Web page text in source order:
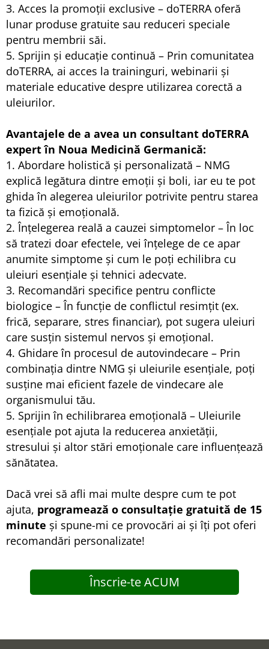
3. Acces la promoții exclusive – doTERRA oferă
lunar produse gratuite sau reduceri speciale
pentru membrii săi.
5. Sprijin și educație continuă – Prin comunitatea
doTERRA, ai acces la traininguri, webinarii și
materiale educative despre utilizarea corectă a
uleiurilor.
Avantajele de a avea un consultant doTERRA
expert în Noua Medicină Germanică:
1. Abordare holistică și personalizată – NMG
explică legătura dintre emoții și boli, iar eu te pot
ghida în alegerea uleiurilor potrivite pentru starea
ta fizică și emoțională.
2. Înțelegerea reală a cauzei simptomelor – În loc
să tratezi doar efectele, vei înțelege de ce apar
anumite simptome și cum le poți echilibra cu
uleiuri esențiale și tehnici adecvate.
3. Recomandări specifice pentru conflicte
biologice – În funcție de conflictul resimțit (ex.
frică, separare, stres financiar), pot sugera uleiuri
care susțin sistemul nervos și emoțional.
4. Ghidare în procesul de autovindecare – Prin
combinația dintre NMG și uleiurile esențiale, poți
susține mai eficient fazele de vindecare ale
organismului tău.
5. Sprijin în echilibrarea emoțională – Uleiurile
esențiale pot ajuta la reducerea anxietății,
stresului și altor stări emoționale care influențează
sănătatea.
Dacă vrei să afli mai multe despre cum te pot
ajuta, programează o consultație gratuită de 15
minute și spune-mi ce provocări ai și îți pot oferi
recomandări personalizate!
Înscrie-te ACUM